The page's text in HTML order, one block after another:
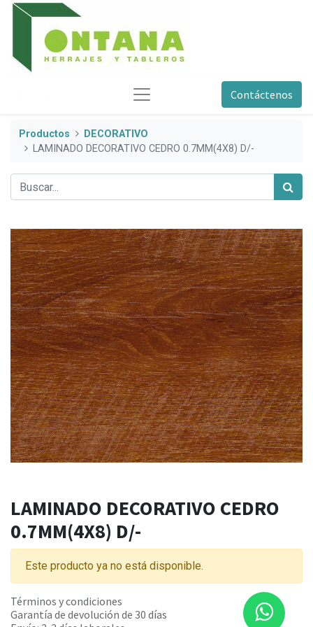
Contáctenos
Productos
DECORATIVO
LAMINADO DECORATIVO CEDRO 0.7MM(4X8) D/-
LAMINADO DECORATIVO CEDRO
0.7MM(4X8) D/-
Este producto ya no está disponible.
Términos y condiciones
Garantía de devolución de 30 días